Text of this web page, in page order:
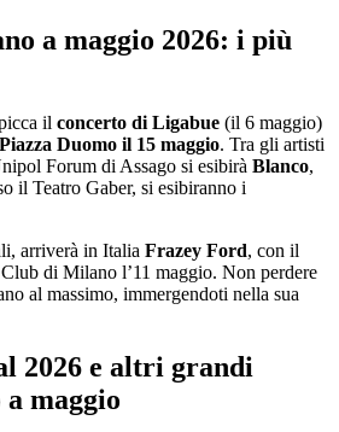
a maggio 2026: i più
il concerto di Ligabue (il 6 maggio)
Duomo il 15 maggio. Tra gli artisti
Forum di Assago si esibirà Blanco,
il Teatro Gaber, si esibiranno i
arriverà in Italia Frazey Ford, con il
di Milano l’11 maggio. Non perdere
al massimo, immergendoti nella sua
2026 e altri grandi
maggio